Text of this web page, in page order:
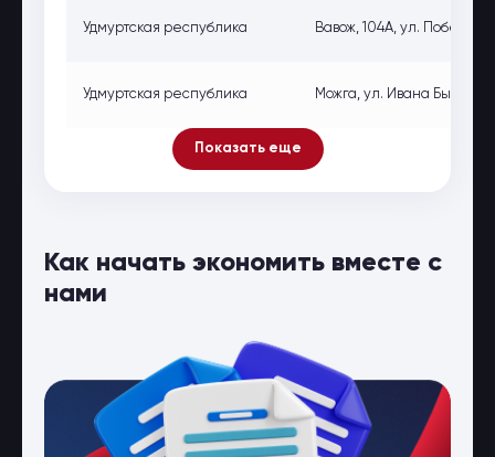
Удмуртская республика Вавож, 104А, ул. Победы,
Удмуртская республика Можга, ул. Ивана Быстрых,
Показать еще
Как начать экономить вместе с
нами